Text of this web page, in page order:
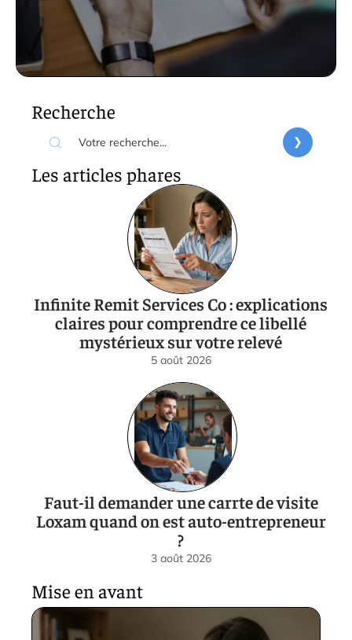
Recherche
Les articles phares
Infinite Remit Services Co : explications
claires pour comprendre ce libellé
mystérieux sur votre relevé
5 août 2026
Faut-il demander une carrte de visite
Loxam quand on est auto-entrepreneur
?
3 août 2026
Mise en avant